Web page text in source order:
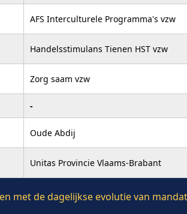
AFS Interculturele Programma's vzw
Handelsstimulans Tienen HST vzw
Zorg saam vzw
-
Oude Abdij
Unitas Provincie Vlaams-Brabant
met de dagelijkse evolutie van